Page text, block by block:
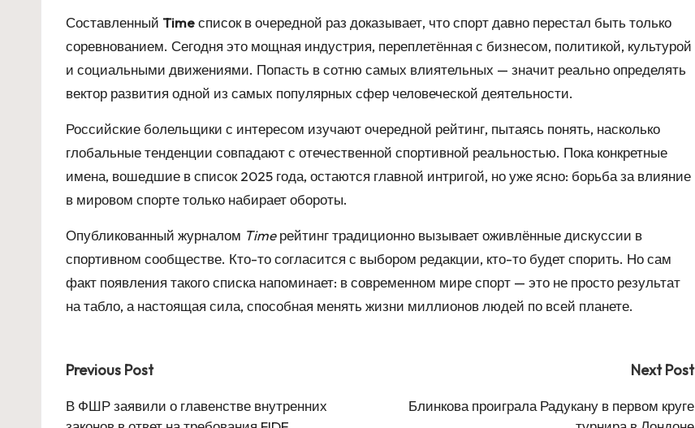
Составленный Timeсписок в очередной раз доказывает, что спорт давно перестал быть только
соревнованием. Сегодня это мощная индустрия, переплетённая с бизнесом, политикой, культурой
и социальными движениями. Попасть в сотню самых влиятельных — значит реально определять
вектор развития одной из самых популярных сфер человеческой деятельности.
Российские болельщики с интересом изучают очередной рейтинг, пытаясь понять, насколько
глобальные тенденции совпадают с отечественной спортивной реальностью. Пока конкретные
имена, вошедшие в список 2025 года, остаются главной интригой, но уже ясно: борьба за влияние
в мировом спорте только набирает обороты.
Опубликованный журналом Timeрейтинг традиционно вызывает оживлённые дискуссии в
спортивном сообществе. Кто-то согласится с выбором редакции, кто-то будет спорить. Но сам
факт появления такого списка напоминает: в современном мире спорт — это не просто результат
на табло, а настоящая сила, способная менять жизни миллионов людей по всей планете.
Post
navigation
Previous Post
В ФШР заявили о главенстве внутренних
Next Post
Блинкова проиграла Радукану в первом круге